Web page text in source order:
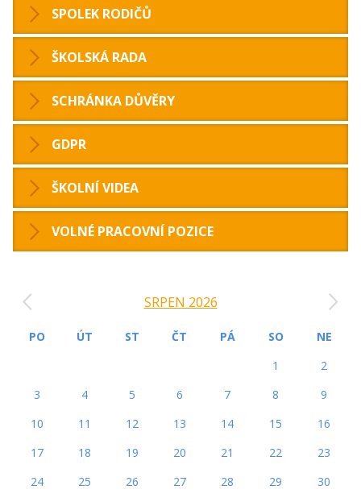
SPOLEK RODIČŮ
ŠKOLSKÁ RADA
SCHRÁNKA DŮVĚRY
GDPR
ŠKOLNÍ VIDEA
VOLNÉ PRACOVNÍ POZICE
SRPEN 2026
PO ÚT ST ČT PÁ SO
NE
1
2
3
4 5 6 7 8
9
10
11 12 13 14 15
16
17
18 19 20 21 22
23
24
25 26 27 28 29 30